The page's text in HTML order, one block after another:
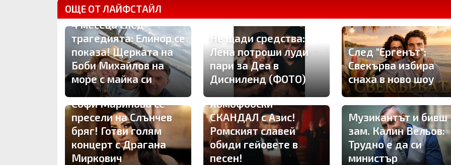
ОЩЕ ОТ ЛАЙФСТАЙЛ
4 месеца след
трагедията: Елинор се
показа! Щерката на
Боби Михайлов на
море с майка си
Не щади средства:
Лена потроши луди
пари за Деа в
Дисниленд (ФОТО)
След "Ергенът":
Свекърва избира
снаха в ново шоу
Софи Маринова се
пресели на Слънчев
бряг! Готви голям
концерт с Драгана
Миркович
Хомофобски
СКАНДАЛ с Азис!
Ромският славей
обиди гейовете в
песен!
Музикантът и бивш
зам. Калин Вельов:
Трудно е да си
министър